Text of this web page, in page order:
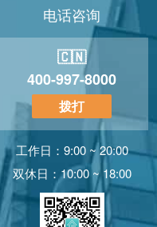
电话咨询
🇨🇳
400-997-8000
拨打
工作日：9:00 ~ 20:00
双休日：10:00 ~ 18:00